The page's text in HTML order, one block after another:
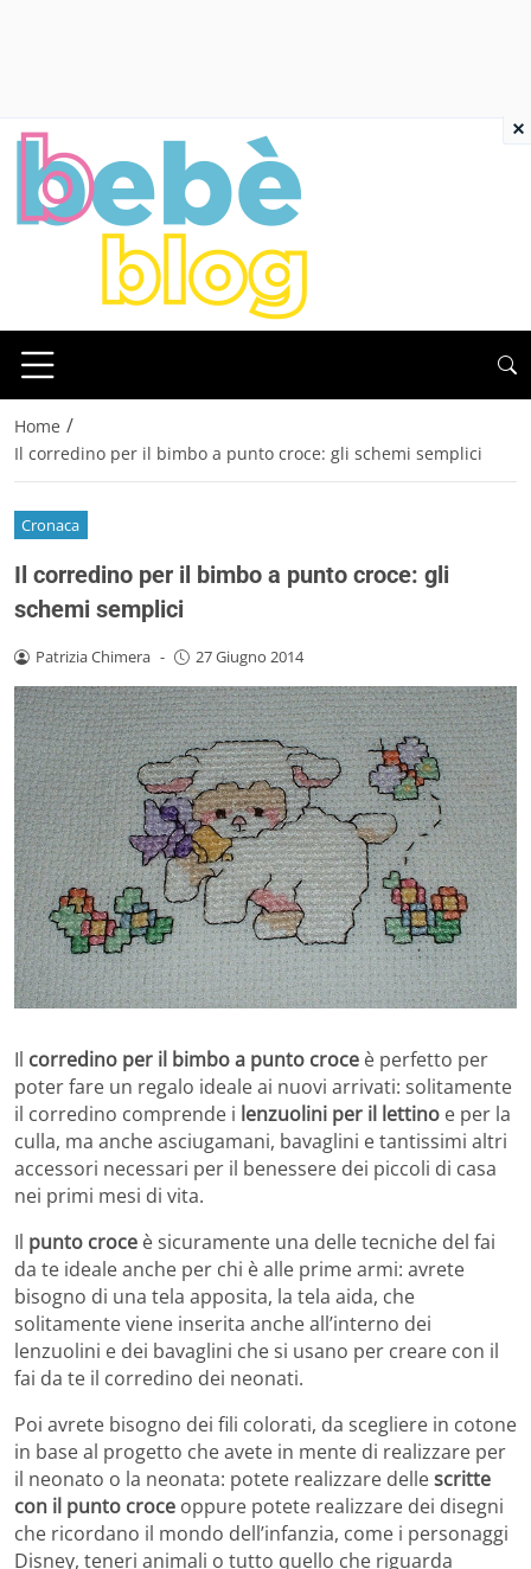
Home /
Il corredino per il bimbo a punto croce: gli schemi semplici
Cronaca
Il corredino per il bimbo a punto croce: gli
schemi semplici
Patrizia Chimera - 27 Giugno 2014
Il corredino per il bimbo a punto croce è perfetto per
poter fare un regalo ideale ai nuovi arrivati: solitamente
il corredino comprende i lenzuolini per il lettino e per la
culla, ma anche asciugamani, bavaglini e tantissimi altri
accessori necessari per il benessere dei piccoli di casa
nei primi mesi di vita.
Il punto croce è sicuramente una delle tecniche del fai
da te ideale anche per chi è alle prime armi: avrete
bisogno di una tela apposita, la tela aida, che
solitamente viene inserita anche all’interno dei
lenzuolini e dei bavaglini che si usano per creare con il
fai da te il corredino dei neonati.
Poi avrete bisogno dei fili colorati, da scegliere in cotone
in base al progetto che avete in mente di realizzare per
il neonato o la neonata: potete realizzare dellescritte
con il punto croce oppure potete realizzare dei disegni
che ricordano il mondo dell’infanzia, come i personaggi
Disney, teneri animali o tutto quello che riguarda
×